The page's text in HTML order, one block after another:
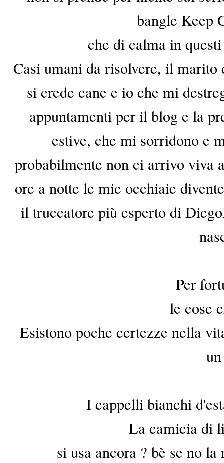
bangle Keep
che di calma in
Casi umani da risolvere, il marito
si crede cane e io che mi
appuntamenti per il blog e la
estive, che mi sorridono e
probabilmente non ci arrivo viva
ore a notte le mie occhiaie
il truccatore più esperto di
Per
le cose
Esistono poche certezze nella
I cappelli bianchi
La camicia di
si usa ancora ? bè se no